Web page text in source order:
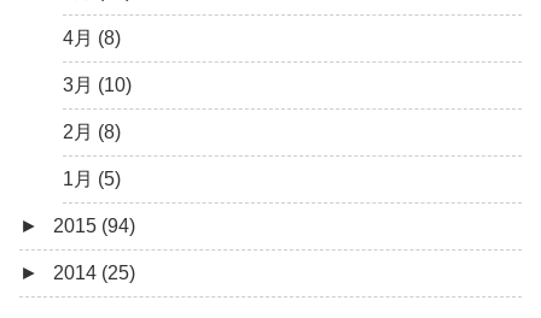
1月 (9)
2月 (4)
1月 (6)
3月 (13)
2月 (12)
1月 (13)
4月 (8)
3月 (10)
2月 (8)
1月 (5)
► 2015 (94)
12月 (4)
► 2014 (25)